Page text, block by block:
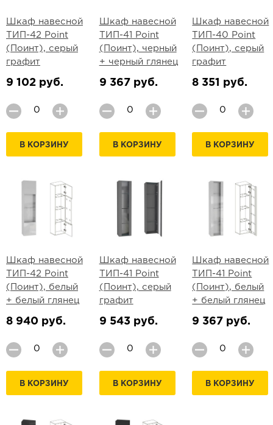
Шкаф навесной
ТИП-42 Point
(Поинт), серый
графит
9 102 руб.
В КОРЗИНУ
Шкаф навесной
ТИП-41 Point
(Поинт), черный
+ черный глянец
9 367 руб.
В КОРЗИНУ
Шкаф навесной
ТИП-40 Point
(Поинт), серый
графит
8 351 руб.
В КОРЗИНУ
Шкаф навесной
ТИП-42 Point
(Поинт), белый
+ белый глянец
8 940 руб.
В КОРЗИНУ
Шкаф навесной
ТИП-41 Point
(Поинт), серый
графит
9 543 руб.
В КОРЗИНУ
Шкаф навесной
ТИП-41 Point
(Поинт), белый
+ белый глянец
9 367 руб.
В КОРЗИНУ